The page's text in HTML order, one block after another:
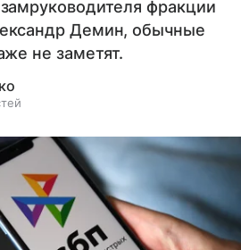
фракции
Демин, обычные
не заметят.